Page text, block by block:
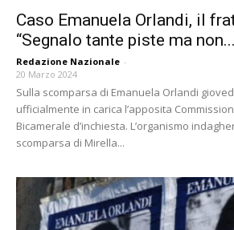
Caso Emanuela Orlandi, il
“Segnalo tante piste ma non...
Redazione Nazionale -
20 Marzo 2024
Sulla scomparsa di Emanuela Orlandi
ufficialmente in carica l’apposita
Bicamerale d’inchiesta. L’organismo
scomparsa di Mirella...